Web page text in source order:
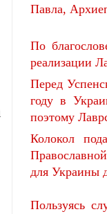
Павла,
По
реализации
Перед
году в
поэтому
Колокол
для Украины
Пользуясь